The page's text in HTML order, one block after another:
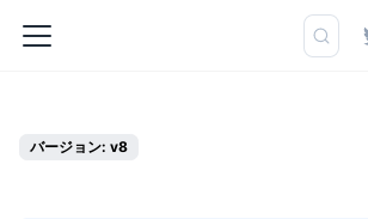
バージョン: v8